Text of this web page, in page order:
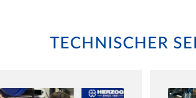
TECHNISCHER